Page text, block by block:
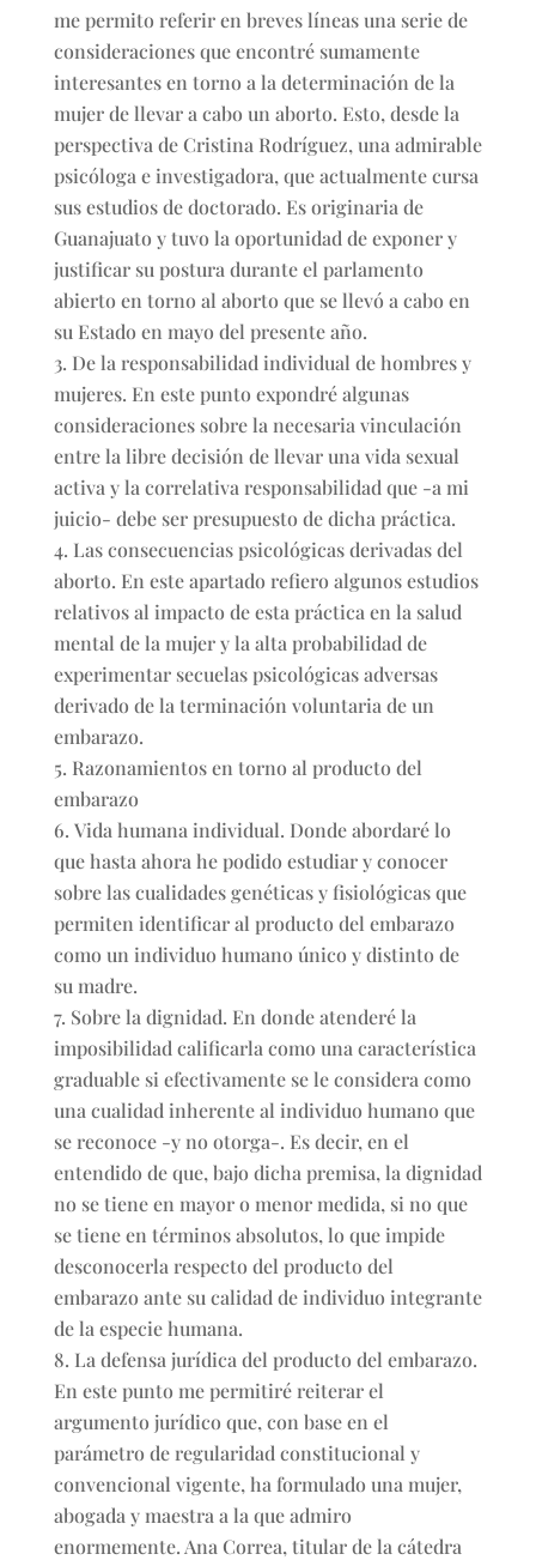
me permito referir en breves líneas una serie de
consideraciones que encontré sumamente
interesantes en torno a la determinación de la
mujer de llevar a cabo un aborto. Esto, desde la
perspectiva de Cristina Rodríguez, una admirable
psicóloga e investigadora, que actualmente cursa
sus estudios de doctorado. Es originaria de
Guanajuato y tuvo la oportunidad de exponer y
justificar su postura durante el parlamento
abierto en torno al aborto que se llevó a cabo en
su Estado en mayo del presente año.
De la responsabilidad individual de hombres y
mujeres. En este punto expondré algunas
consideraciones sobre la necesaria vinculación
entre la libre decisión de llevar una vida sexual
activa y la correlativa responsabilidad que -a mi
juicio- debe ser presupuesto de dicha práctica.
Las consecuencias psicológicas derivadas del
aborto. En este apartado refiero algunos estudios
relativos al impacto de esta práctica en la salud
mental de la mujer y la alta probabilidad de
experimentar secuelas psicológicas adversas
derivado de la terminación voluntaria de un
embarazo.
Razonamientos en torno al producto del
embarazo
Vida humana individual. Donde abordaré lo
que hasta ahora he podido estudiar y conocer
sobre las cualidades genéticas y fisiológicas que
permiten identificar al producto del embarazo
como un individuo humano único y distinto de
su madre.
Sobre la dignidad. En donde atenderé la
imposibilidad calificarla como una característica
graduable si efectivamente se le considera como
una cualidad inherente al individuo humano que
se reconoce -y no otorga-. Es decir, en el
entendido de que, bajo dicha premisa, la dignidad
no se tiene en mayor o menor medida, si no que
se tiene en términos absolutos, lo que impide
desconocerla respecto del producto del
embarazo ante su calidad de individuo integrante
de la especie humana.
La defensa jurídica del producto del embarazo.
En este punto me permitiré reiterar el
argumento jurídico que, con base en el
parámetro de regularidad constitucional y
convencional vigente, ha formulado una mujer,
abogada y maestra a la que admiro
enormemente. Ana Correa, titular de la cátedra